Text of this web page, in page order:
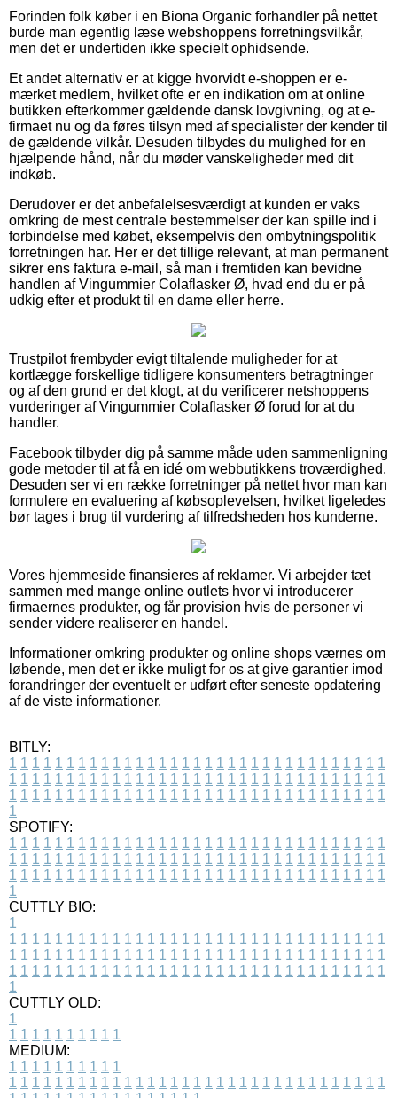
Forinden folk køber i en Biona Organic forhandler på nettet
burde man egentlig læse webshoppens forretningsvilkår,
men det er undertiden ikke specielt ophidsende.
Et andet alternativ er at kigge hvorvidt e-shoppen er e-
mærket medlem, hvilket ofte er en indikation om at online
butikken efterkommer gældende dansk lovgivning, og at e-
firmaet nu og da føres tilsyn med af specialister der kender til
de gældende vilkår. Desuden tilbydes du mulighed for en
hjælpende hånd, når du møder vanskeligheder med dit
indkøb.
Derudover er det anbefalelsesværdigt at kunden er vaks
omkring de mest centrale bestemmelser der kan spille ind i
forbindelse med købet, eksempelvis den ombytningspolitik
forretningen har. Her er det tillige relevant, at man permanent
sikrer ens faktura e-mail, så man i fremtiden kan bevidne
handlen af Vingummier Colaflasker Ø, hvad end du er på
udkig efter et produkt til en dame eller herre.
Trustpilot frembyder evigt tiltalende muligheder for at
kortlægge forskellige tidligere konsumenters betragtninger
og af den grund er det klogt, at du verificerer netshoppens
vurderinger af Vingummier Colaflasker Ø forud for at du
handler.
Facebook tilbyder dig på samme måde uden sammenligning
gode metoder til at få en idé om webbutikkens troværdighed.
Desuden ser vi en række forretninger på nettet hvor man kan
formulere en evaluering af købsoplevelsen, hvilket ligeledes
bør tages i brug til vurdering af tilfredsheden hos kunderne.
Vores hjemmeside finansieres af reklamer. Vi arbejder tæt
sammen med mange online outlets hvor vi introducerer
firmaernes produkter, og får provision hvis de personer vi
sender videre realiserer en handel.
Informationer omkring produkter og online shops værnes om
løbende, men det er ikke muligt for os at give garantier imod
forandringer der eventuelt er udført efter seneste opdatering
af de viste informationer.
BITLY:
1 1 1 1 1 1 1 1 1 1 1 1 1 1 1 1 1 1 1 1 1 1 1 1 1 1 1 1 1 1 1 1 1
1 1 1 1 1 1 1 1 1 1 1 1 1 1 1 1 1 1 1 1 1 1 1 1 1 1 1 1 1 1 1 1 1
1 1 1 1 1 1 1 1 1 1 1 1 1 1 1 1 1 1 1 1 1 1 1 1 1 1 1 1 1 1 1 1 1
1
SPOTIFY:
1 1 1 1 1 1 1 1 1 1 1 1 1 1 1 1 1 1 1 1 1 1 1 1 1 1 1 1 1 1 1 1 1
1 1 1 1 1 1 1 1 1 1 1 1 1 1 1 1 1 1 1 1 1 1 1 1 1 1 1 1 1 1 1 1 1
1 1 1 1 1 1 1 1 1 1 1 1 1 1 1 1 1 1 1 1 1 1 1 1 1 1 1 1 1 1 1 1 1
1
CUTTLY BIO:
1
1 1 1 1 1 1 1 1 1 1 1 1 1 1 1 1 1 1 1 1 1 1 1 1 1 1 1 1 1 1 1 1 1
1 1 1 1 1 1 1 1 1 1 1 1 1 1 1 1 1 1 1 1 1 1 1 1 1 1 1 1 1 1 1 1 1
1 1 1 1 1 1 1 1 1 1 1 1 1 1 1 1 1 1 1 1 1 1 1 1 1 1 1 1 1 1 1 1 1
1
CUTTLY OLD:
1
1 1 1 1 1 1 1 1 1 1
MEDIUM:
1 1 1 1 1 1 1 1 1 1
1 1 1 1 1 1 1 1 1 1 1 1 1 1 1 1 1 1 1 1 1 1 1 1 1 1 1 1 1 1 1 1 1